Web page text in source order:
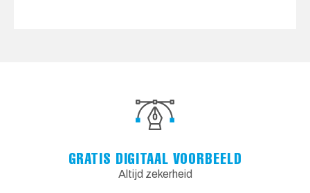
GRATIS DIGITAAL VOORBEELD
Altijd zekerheid